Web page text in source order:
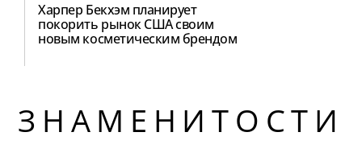
Харпер Бекхэм планирует
покорить рынок США своим
новым косметическим брендом
ЗНАМЕНИТОСТИ